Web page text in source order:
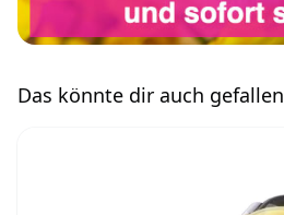
Das könnte dir auch gefallen